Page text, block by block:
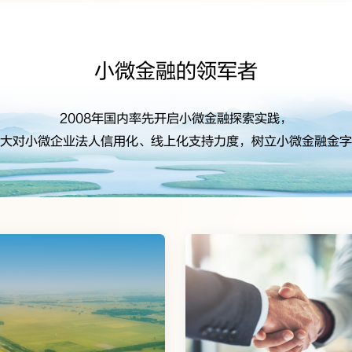
社区金融的先行者
社区支行全面升级，打造便民智慧银行、普惠服务银行，
中国现拥有社区支行网点数量最多的银行业金融机构。
用心服务的实践者
户需求，提升客户服务温度，与客户融为一体，共同成长，